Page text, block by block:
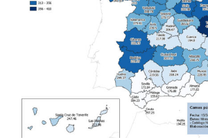
Málaga y Granada
a fase 1. Análisis
últimos datos
Covid19 en